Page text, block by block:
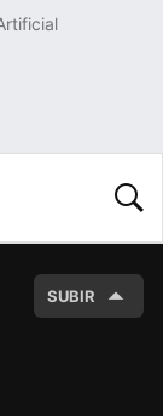
SUBIR